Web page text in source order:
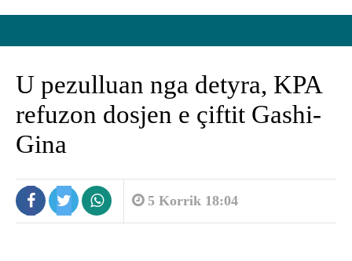
U pezulluan nga detyra, KPA
refuzon dosjen e çiftit Gashi-
Gina
5 Korrik 18:04